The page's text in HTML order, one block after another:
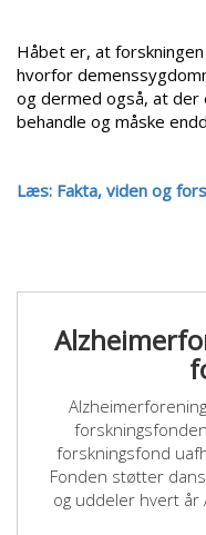
Håbet er, at
hvorfor
og dermed også, at der
behandle og måske
Læs: Fakta, viden og
forskningsfond
Fonden støtter
og uddeler hvert år